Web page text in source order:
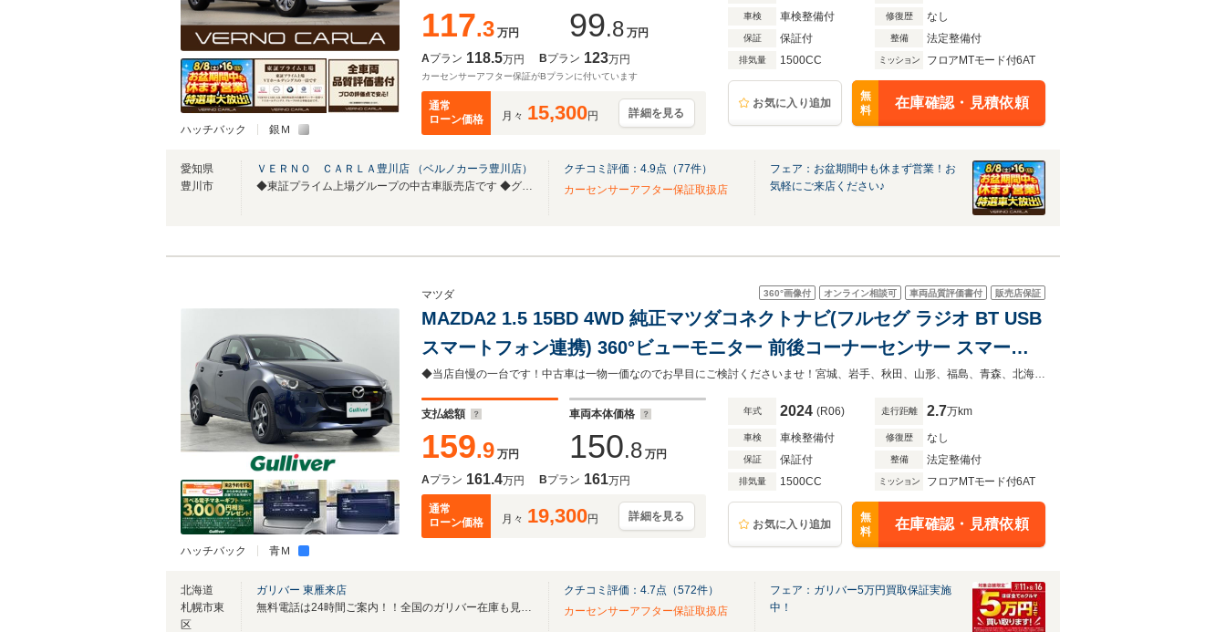
ハッチバック 銀Ｍ
117.3 万円 99.8 万円
Aプラン 118.5万円 Bプラン 123万円
カーセンサーアフター保証がBプランに付いています
通常
ローン価格
月々 15,300円 詳細を見る
車検 車検整備付 修復歴 なし
保証 保証付 整備 法定整備付
排気量 1500CC ミッション フロアMTモード付6AT
お気に入り追加
無
料
在庫確認・見積依頼
愛知県
豊川市
ＶＥＲＮＯ ＣＡＲＬＡ豊川店 （ベルノカーラ豊川店）
◆東証プライム上場グループの中古車販売店です ◆グループ5店舗 総在庫500台！
クチコミ評価： 4.9点（77件）
カーセンサーアフター保証取扱店
フェア：お盆期間中も休まず営業！お
気軽にご来店ください♪
ハッチバック 青Ｍ
360°画像付 オンライン相談可 車両品質評価書付 販売店保証
マツダ
MAZDA2 1.5 15BD 4WD 純正マツダコネクトナビ(フルセグ ラジオ BT USB
スマートフォン連携) 360°ビューモニター 前後コーナーセンサー スマート
シティブレーキサポート レーンキープアシスト アイドリングストップ ウィ
ンカーミラー
◆当店自慢の一台です！中古車は一物一価なのでお早目にご検討くださいませ！宮城、岩手、秋田、山形、福島、青森、北海道、東京、神奈川、埼玉、千葉で中古車をお探しならガリバーへ！
支払総額
159.9 万円
車両本体価格
150.8 万円
Aプラン 161.4万円 Bプラン 161万円
通常
ローン価格
月々 19,300円 詳細を見る
年式 2024 (R06) 走行距離 2.7万km
車検 車検整備付 修復歴 なし
保証 保証付 整備 法定整備付
排気量 1500CC ミッション フロアMTモード付6AT
お気に入り追加
無
料
在庫確認・見積依頼
北海道
札幌市東
区
ガリバー 東雁来店
無料電話は24時間ご案内！！全国のガリバー在庫も見たい方は一括照会が可能です！
クチコミ評価： 4.7点（572件）
カーセンサーアフター保証取扱店
フェア：ガリバー5万円買取保証実施
中！